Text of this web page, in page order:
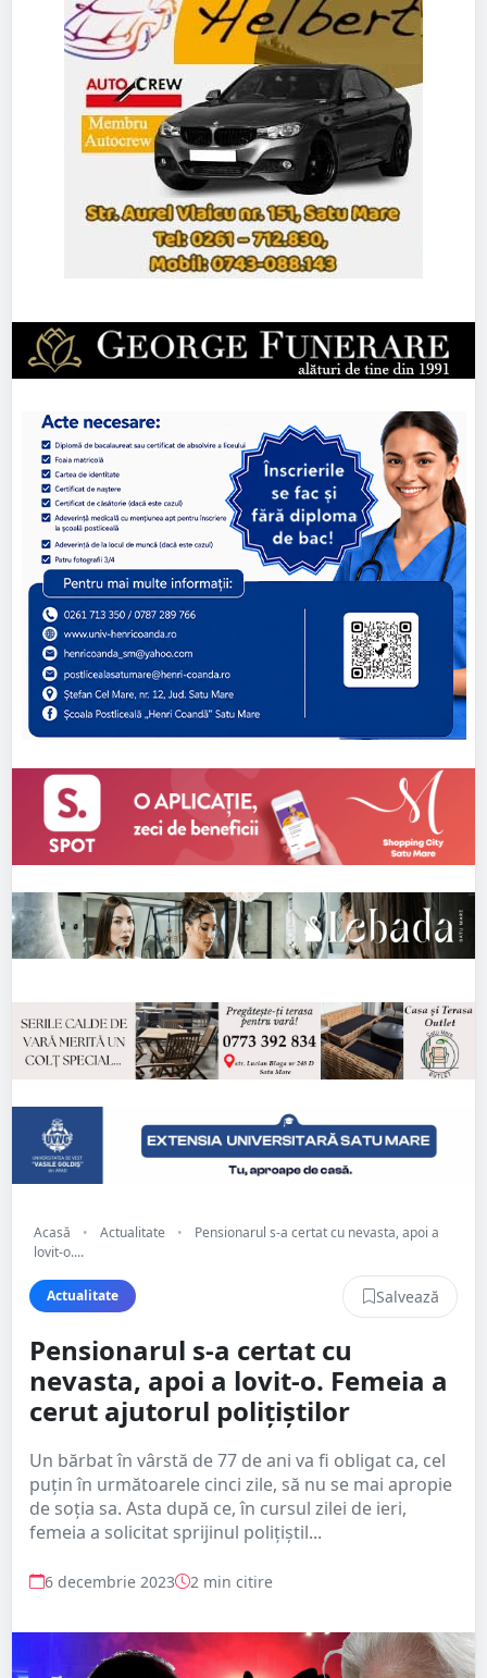
Acasă • Actualitate •
Pensionarul s-a certat cu nevasta, apoi a
lovit-o....
Actualitate Salvează
Pensionarul s-a certat cu
nevasta, apoi a lovit-o. Femeia a
cerut ajutorul polițiștilor
Un bărbat în vârstă de 77 de ani va fi obligat ca, cel
puțin în următoarele cinci zile, să nu se mai apropie
de soția sa. Asta după ce, în cursul zilei de ieri,
femeia a solicitat sprijinul polițiștil...
6 decembrie 2023 2 min citire